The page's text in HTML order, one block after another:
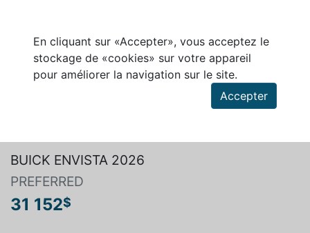
En cliquant sur «Accepter», vous acceptez le
stockage de «cookies» sur votre appareil
pour améliorer la navigation sur le site.
Accepter
BUICK ENVISTA 2026
PREFERRED
31 152$